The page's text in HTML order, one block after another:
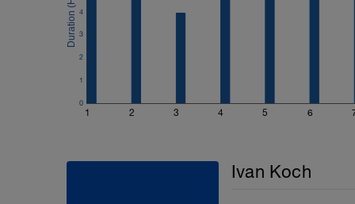
zonas de Training Peaks para
carrera.
cardíaca como las de ritmo de carrera.
1 2 3 4 5 6
0
1
2
3
4
Ivan Koch